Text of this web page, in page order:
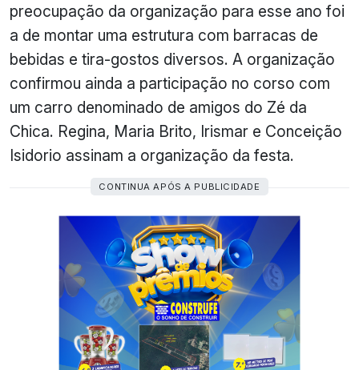
preocupação da organização para esse ano foi
a de montar uma estrutura com barracas de
bebidas e tira-gostos diversos. A organização
confirmou ainda a participação no corso com
um carro denominado de amigos do Zé da
Chica. Regina, Maria Brito, Irismar e Conceição
Isidorio assinam a organização da festa.
CONTINUA APÓS A PUBLICIDADE